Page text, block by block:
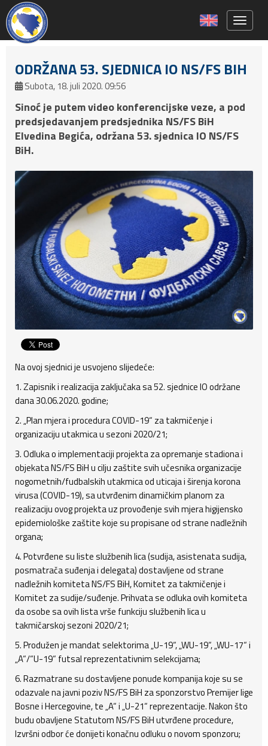
ODRŽANA 53. SJEDNICA IO NS/FS BIH
Subota, 18. juli 2020. 09:56
Sinoć je putem video konferencijske veze, a pod
predsjedavanjem predsjednika NS/FS BiH
Elvedina Begića, održana 53. sjednica IO NS/FS
BiH.
Na ovoj sjednici je usvojeno slijedeće:
1. Zapisnik i realizacija zaključaka sa 52. sjednice IO održane
dana 30.06.2020. godine;
2. „Plan mjera i procedura COVID-19“ za takmičenje i
organizaciju utakmica u sezoni 2020/21;
3. Odluka o implementaciji projekta za opremanje stadiona i
objekata NS/FS BiH u cilju zaštite svih učesnika organizacije
nogometnih/fudbalskih utakmica od uticaja i širenja korona
virusa (COVID-19), sa utvrđenim dinamičkim planom za
realizaciju ovog projekta uz provođenje svih mjera higijensko
epidemiološke zaštite koje su propisane od strane nadležnih
organa;
4. Potvrđene su liste službenih lica (sudija, asistenata sudija,
posmatrača suđenja i delegata) dostavljene od strane
nadležnih komiteta NS/FS BiH, Komitet za takmičenje i
Komitet za sudije/suđenje. Prihvata se odluka ovih komiteta
da osobe sa ovih lista vrše funkciju službenih lica u
takmičarskoj sezoni 2020/21;
5. Produžen je mandat selektorima „U-19“, „WU-19“, „WU-17“ i
„A“/“U-19“ futsal reprezentativnim selekcijama;
6. Razmatrane su dostavljene ponude kompanija koje su se
odazvale na javni poziv NS/FS BiH za sponzorstvo Premijer lige
Bosne i Hercegovine, te „A“ i „U-21“ reprezentacije. Nakon što
budu obavljene Statutom NS/FS BiH utvrđene procedure,
Izvršni odbor će donijeti konačnu odluku o novom sponzoru;